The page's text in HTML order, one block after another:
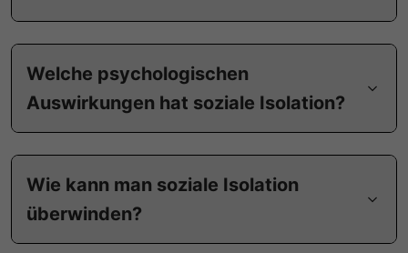
Welche psychologischen
Auswirkungen hat soziale Isolation?
Wie kann man soziale Isolation
überwinden?